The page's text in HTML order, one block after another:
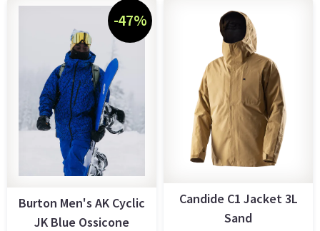
-47%
Burton Men's AK Cyclic
JK Blue Ossicone
Candide C1 Jacket 3L
Sand